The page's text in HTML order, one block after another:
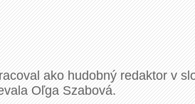
ako hudobný redaktor v
Oľga Szabová.